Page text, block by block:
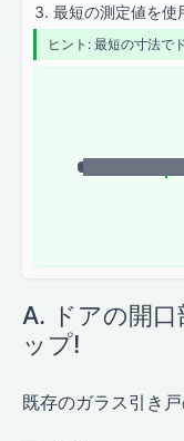
最短の測定値を使
ヒント: 最短の寸法で
A. ドアの開
ップ!
既存のガラス引き